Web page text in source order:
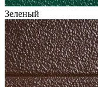
Зеленый